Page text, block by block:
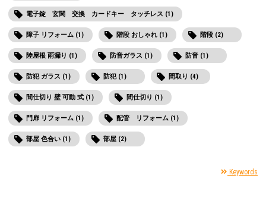
電子錠 玄関 交換 カードキー タッチレス (1)
障子 リフォーム (1) 階段 おしゃれ (1) 階段 (2)
陸屋根 雨漏り (1) 防音ガラス (1) 防音 (1)
防犯 ガラス (1) 防犯 (1) 間取り (4)
間仕切り 壁 可動 式 (1) 間仕切り (1)
門扉 リフォーム (1) 配管 リフォーム (1)
部屋 色合い (1) 部屋 (2)
Keywords